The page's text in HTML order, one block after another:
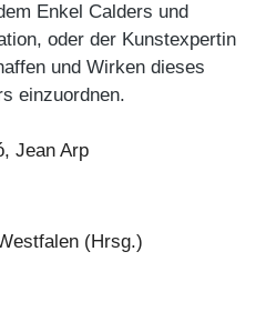
Enkel Calders und
oder der Kunstexpertin
und Wirken dieses
einzuordnen.
Jean Arp
(Hrsg.)